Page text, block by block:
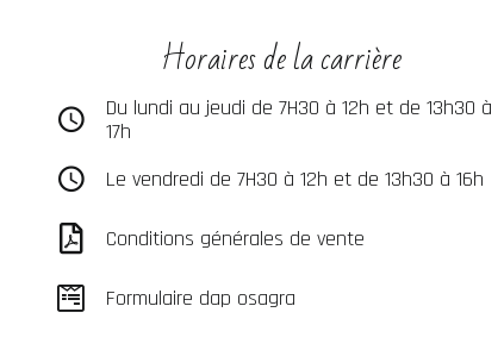
Horaires de la carrière
Du lundi au jeudi de 7H30 à 12h et de 13h30 à
17h
Le vendredi de 7H30 à 12h et de 13h30 à 16h
Conditions générales de vente
Formulaire dap osagra